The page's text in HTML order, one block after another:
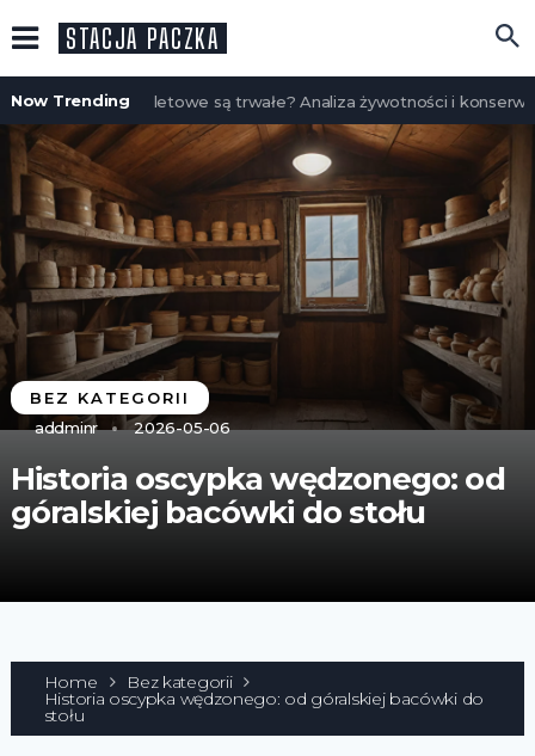
STACJA PACZKA
Now Trending
Czy domy szkieletowe są trwałe? Analiza żywotności i konserwacji
BEZ KATEGORII
addminr
2026-05-06
Historia oscypka wędzonego: od
góralskiej bacówki do stołu
Home Bez kategorii
Historia oscypka wędzonego: od góralskiej bacówki do
stołu